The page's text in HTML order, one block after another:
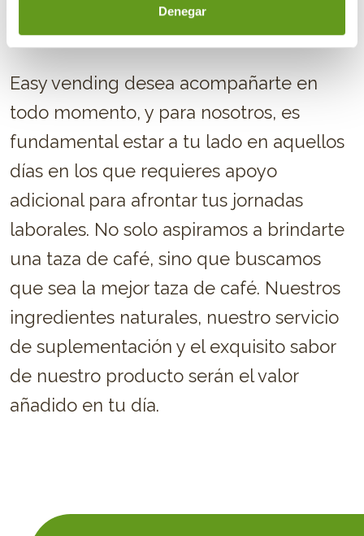
Denegar
interacción entre compañeros y
fortaleciendo el entorno laboral.
Easy vending desea acompañarte en
todo momento, y para nosotros, es
fundamental estar a tu lado en aquellos
días en los que requieres apoyo
adicional para afrontar tus jornadas
laborales. No solo aspiramos a brindarte
una taza de café, sino que buscamos
que sea la mejor taza de café. Nuestros
ingredientes naturales, nuestro servicio
de suplementación y el exquisito sabor
de nuestro producto serán el valor
añadido en tu día.